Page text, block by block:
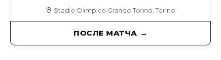
Stadio Olimpico Grande Torino, Torino
ПОСЛЕ МАТЧА